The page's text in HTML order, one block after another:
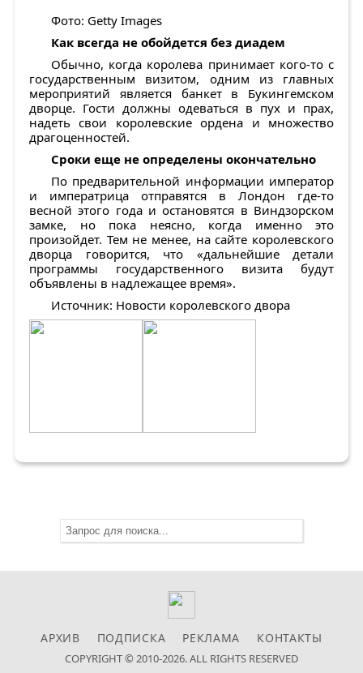
Фото: Getty Images
Как всегда не обойдется без диадем
Обычно, когда королева принимает кого-то с
государственным визитом, одним из главных
мероприятий является банкет в Букингемском
дворце. Гости должны одеваться в пух и прах,
надеть свои королевские ордена и множество
драгоценностей.
Сроки еще не определены окончательно
По предварительной информации император
и императрица отправятся в Лондон где-то
весной этого года и остановятся в Виндзорском
замке, но пока неясно, когда именно это
произойдет. Тем не менее, на сайте королевского
дворца говорится, что «дальнейшие детали
программы государственного визита будут
объявлены в надлежащее время».
Источник: Новости королевского двора
АРХИВ ПОДПИСКА РЕКЛАМА КОНТАКТЫ
COPYRIGHT © 2010-2026. ALL RIGHTS RESERVED